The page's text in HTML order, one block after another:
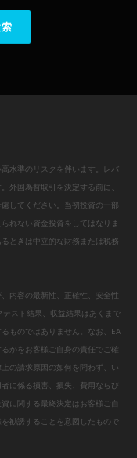
水準のリスクを伴います。レバ
外国為替取引を決定する前に、
してください。当初投資の一部
れない資金投資をしてはなりま
ときは中立的な財務または税務
内容の最新性、正確性、安全性
スト結果、収益結果はあくまで
ものではありません。なお、EA
かをお客様ご自身の責任でご確
の請求原因の如何を問わず、い
に係る損害、損失、費用ならび
に関する最終決定はお客様ご自
勧誘することを意図したもので